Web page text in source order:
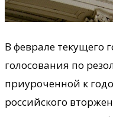
В феврале текущего
голосования по
приуроченной к
российского